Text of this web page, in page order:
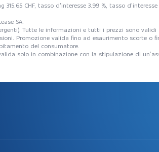
CHF, tasso d’interesse 3.99 %, tasso
SA.
Tutte le informazioni e tutti i prezzi sono
Promozione valida fino ad esaurimento scorte o
del consumatore.
solo in combinazione con la stipulazione di